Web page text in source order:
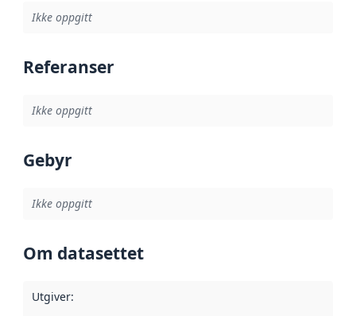
Ikke oppgitt
Referanser
Ikke oppgitt
Gebyr
Ikke oppgitt
Om datasettet
Utgiver: